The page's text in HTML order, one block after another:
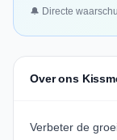
🔔 Directe
Over ons
Verbeter de